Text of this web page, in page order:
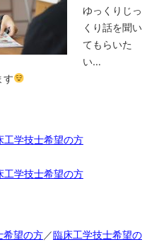
ゆっくりじっ
くり話を聞い
てもらいた
い…
す
工学技士希望の方
工学技士希望の方
希望の方／臨床工学技士希望の